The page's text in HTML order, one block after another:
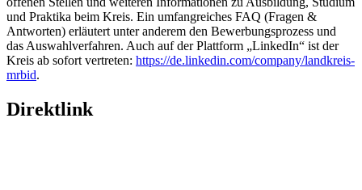
und Praktika beim Kreis. Ein umfangreiches FAQ (Fragen &
Antworten) erläutert unter anderem den Bewerbungsprozess und
das Auswahlverfahren. Auch auf der Plattform „LinkedIn“ ist der
Kreis ab sofort vertreten: https://de.linkedin.com/company/landkreis-
mrbid.
Direktlink